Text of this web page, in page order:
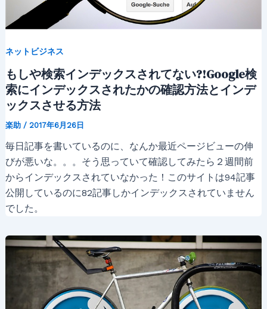
ネットビジネス
もしや検索インデックスされてない?!Google検
索にインデックスされたかの確認方法とインデ
ックスさせる方法
楽助 / 2017年6月26日
毎日記事を書いているのに、なんか最近ページビューの伸
びが悪いな。。。そう思っていて確認してみたら２週間前
からインデックスされていなかった！このサイトは94記事
公開しているのに82記事しかインデックスされていません
でした。